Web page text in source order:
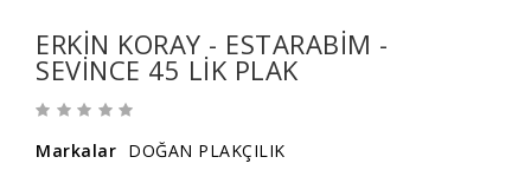
ERKIN KORAY - ESTARABIM -
SEVINCE 45 LIK PLAK
Markalar DOĞAN PLAKÇILIK